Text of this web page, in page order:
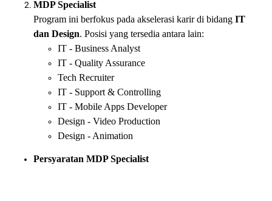
MDP Specialist
Program ini berfokus pada akselerasi karir di bidang IT
dan Design. Posisi yang tersedia antara lain:
IT - Business Analyst
IT - Quality Assurance
Tech Recruiter
IT - Support & Controlling
IT - Mobile Apps Developer
Design - Video Production
Design - Animation
Persyaratan MDP Specialist